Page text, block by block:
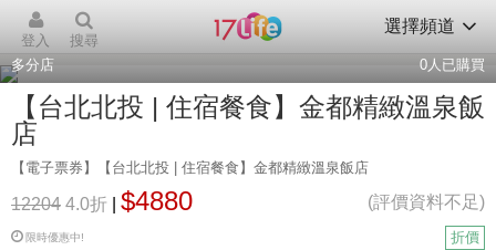
登入 搜尋
選擇頻道
多分店 0人已購買
【台北北投 | 住宿餐食】金都精緻溫泉飯
店
【電子票券】【台北北投 | 住宿餐食】金都精緻溫泉飯店
12204 4.0折 $4880 (評價資料不足)
限時優惠中! 折價